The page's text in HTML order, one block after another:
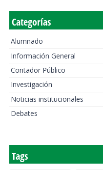
Categorías
Alumnado
Información General
Contador Público
Investigación
Noticias institucionales
Debates
Tags